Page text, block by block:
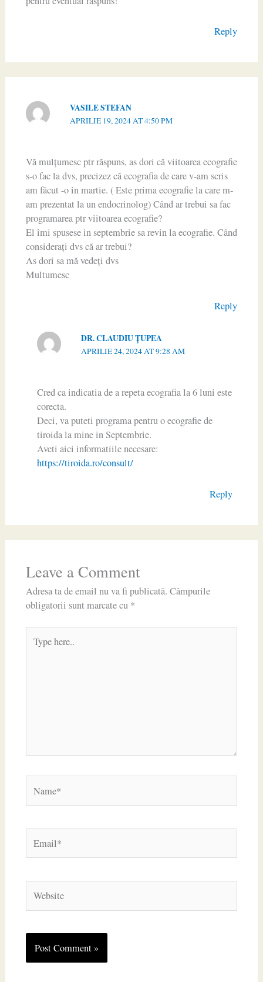
Reply
VASILE STEFAN
APRILIE 19, 2024 AT 4:50 PM
Vă mulțumesc ptr răspuns, as dori că viitoarea ecografie
s-o fac la dvs, precizez că ecografia de care v-am scris
am făcut -o in martie. ( Este prima ecografie la care m-
am prezentat la un endocrinolog) Când ar trebui sa fac
programarea ptr viitoarea ecografie?
El îmi spusese in septembrie sa revin la ecografie. Când
considerați dvs că ar trebui?
As dori sa mă vedeți dvs
Multumesc
Reply
DR. CLAUDIU ŢUPEA
APRILIE 24, 2024 AT 9:28 AM
Cred ca indicatia de a repeta ecografia la 6 luni este
corecta.
Deci, va puteti programa pentru o ecografie de
tiroida la mine in Septembrie.
Aveti aici informatiile necesare:
https://tiroida.ro/consult/
Reply
Leave a Comment
Adresa ta de email nu va fi publicată. Câmpurile
obligatorii sunt marcate cu *
here..